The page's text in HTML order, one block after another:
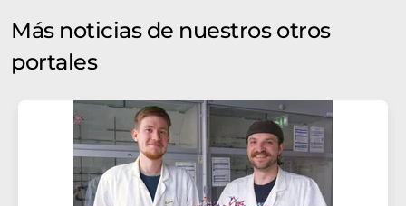
Más noticias de nuestros otros
portales